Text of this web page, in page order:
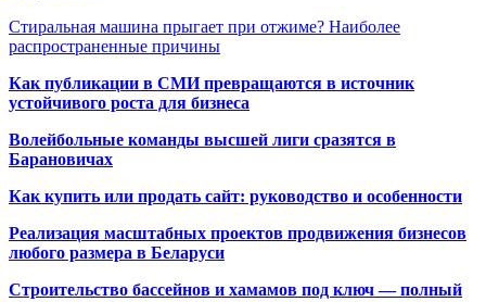
Стиральная машина прыгает при отжиме? Наиболее
распространенные причины
Как публикации в СМИ превращаются в источник
устойчивого роста для бизнеса
Волейбольные команды высшей лиги сразятся в
Барановичах
Как купить или продать сайт: руководство и особенности
Реализация масштабных проектов продвижения бизнесов
любого размера в Беларуси
Строительство бассейнов и хамамов под ключ — полный